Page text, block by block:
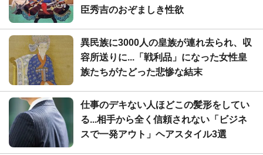
臣秀吉のおぞましき性欲
異民族に3000人の皇族が連れ去られ、収
容所送りに...「戦利品」になった女性皇
族たちがたどった悲惨な結末
仕事のデキない人ほどこの髪形をしてい
る...相手から全く信頼されない「ビジネ
スで一発アウト」ヘアスタイル3選